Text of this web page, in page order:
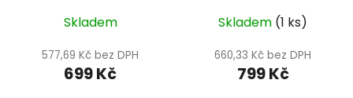
2000
Skladem
577,69 Kč bez DPH
699 Kč
Skladem (1 ks)
660,33 Kč bez DPH
799 Kč